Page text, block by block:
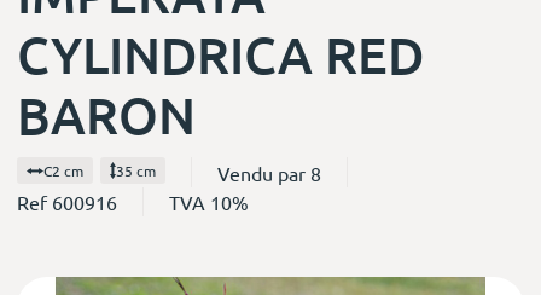
CYLINDRICA RED
BARON
C2 cm 35 cm
Vendu par 8
Ref 600916
TVA 10%